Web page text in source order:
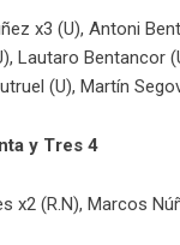
x3 (U), Antoni
Lautaro Bentancor
(U), Martín
y Tres 4
x2 (R.N), Marcos